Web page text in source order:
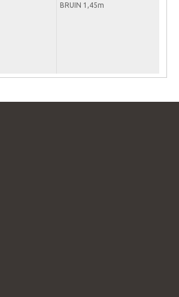
ONLINE
NRPS
2025-2026
2024-2025
2023-2024
BRUIN 1,45m